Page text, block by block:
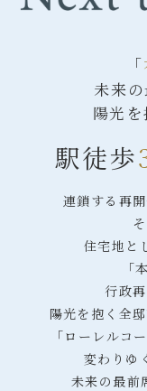
「
未来
陽光を
駅徒歩
連鎖する再
住宅地と
「
行政
陽光を抱く全
「ローレルコ
変わりゆ
未来の最前